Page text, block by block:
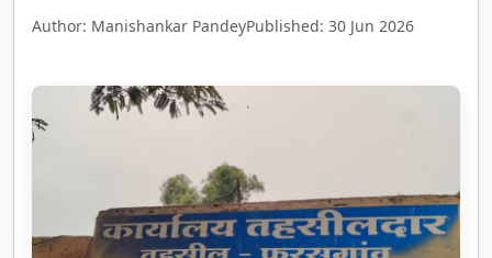
Author: Manishankar PandeyPublished: 30 Jun 2026